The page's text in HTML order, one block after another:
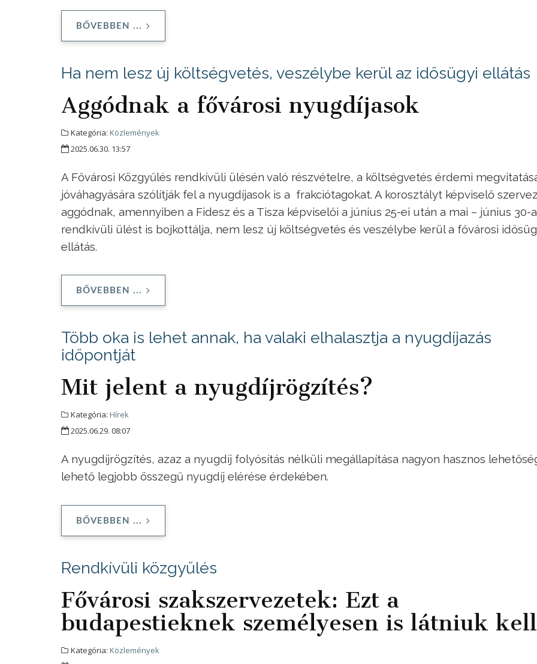
BŐVEBBEN ...
Ha nem lesz új költségvetés, veszélybe kerül az idősügyi ellátás
Aggódnak a fővárosi nyugdíjasok
Kategória: Közlemények
2025.06.30. 13:57
A Fővárosi Közgyűlés rendkívüli ülésén való részvételre, a költségvetés érdemi
jóváhagyására szólítják fel a nyugdíjasok is a frakciótagokat. A korosztályt képviselő
aggódnak, amennyiben a Fidesz és a Tisza képviselői a június 25-ei után a mai – június 30-
rendkívüli ülést is bojkottálja, nem lesz új költségvetés és veszélybe kerül a fővárosi
ellátás.
BŐVEBBEN ...
Több oka is lehet annak, ha valaki elhalasztja a nyugdíjazás
időpontját
Mit jelent a nyugdíjrögzítés?
Kategória: Hírek
2025.06.29. 08:07
A nyugdíjrögzítés, azaz a nyugdíj folyósítás nélküli megállapítása nagyon hasznos
lehető legjobb összegű nyugdíj elérése érdekében.
BŐVEBBEN ...
Rendkívüli közgyűlés
Fővárosi szakszervezetek: Ezt a
budapestieknek személyesen is látniuk kell
Kategória: Közlemények